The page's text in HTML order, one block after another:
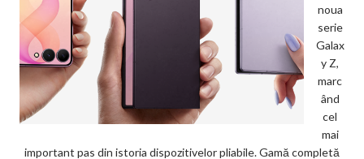
noua
serie
Galax
y Z,
marc
ând
cel
mai
important pas din istoria dispozitivelor pliabile. Gamă completă